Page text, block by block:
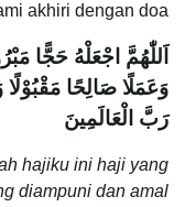
akhiri dengan doa:
اَللّٰهُمَّ اجْعَلْهُ حَجًّا
وَعَمَلًا صَالِحًا مَقْبُوْلًا
رَبَّ الْعَالَمِينَ
hajiku ini haji yang
diampuni dan amal